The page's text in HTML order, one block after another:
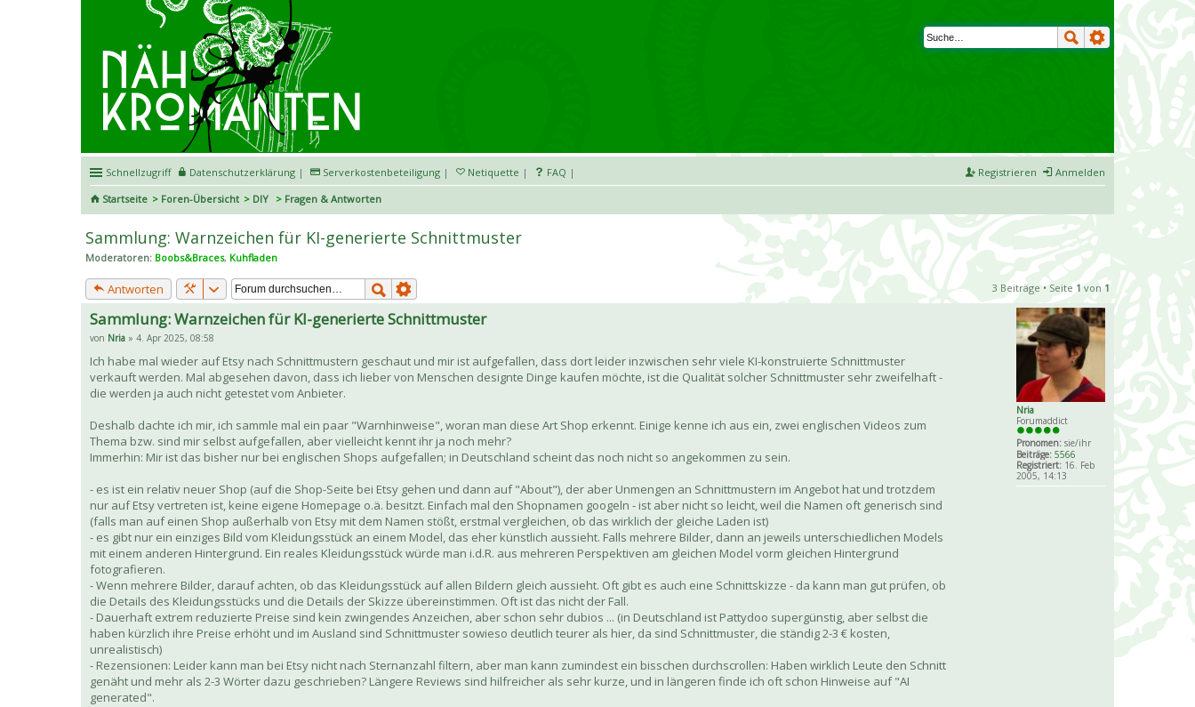
Schnellzugriff Datenschutzerklärung | Serverkostenbeteiligung | Netiquette | FAQ | Anmelden
Registrieren
Startseite
Foren-Übersicht DIY Fragen & Antworten
Sammlung: Warnzeichen für KI-generierte Schnittmuster
Moderatoren: Boobs&Braces, Kuhfladen
Antworten 3 Beiträge • Seite 1 von 1
Nria
Forumaddict
Pronomen: sie/ihr
Beiträge: 5566
Registriert: 16. Feb
2005, 14:13
Sammlung: Warnzeichen für KI-generierte Schnittmuster
von Nria » 4. Apr 2025, 08:58
Ich habe mal wieder auf Etsy nach Schnittmustern geschaut und mir ist aufgefallen, dass dort leider inzwischen sehr viele KI-konstruierte Schnittmuster
verkauft werden. Mal abgesehen davon, dass ich lieber von Menschen designte Dinge kaufen möchte, ist die Qualität solcher Schnittmuster sehr zweifelhaft -
die werden ja auch nicht getestet vom Anbieter.
Deshalb dachte ich mir, ich sammle mal ein paar "Warnhinweise", woran man diese Art Shop erkennt. Einige kenne ich aus ein, zwei englischen Videos zum
Thema bzw. sind mir selbst aufgefallen, aber vielleicht kennt ihr ja noch mehr?
Immerhin: Mir ist das bisher nur bei englischen Shops aufgefallen; in Deutschland scheint das noch nicht so angekommen zu sein.
- es ist ein relativ neuer Shop (auf die Shop-Seite bei Etsy gehen und dann auf "About"), der aber Unmengen an Schnittmustern im Angebot hat und trotzdem
nur auf Etsy vertreten ist, keine eigene Homepage o.ä. besitzt. Einfach mal den Shopnamen googeln - ist aber nicht so leicht, weil die Namen oft generisch sind
(falls man auf einen Shop außerhalb von Etsy mit dem Namen stößt, erstmal vergleichen, ob das wirklich der gleiche Laden ist)
- es gibt nur ein einziges Bild vom Kleidungsstück an einem Model, das eher künstlich aussieht. Falls mehrere Bilder, dann an jeweils unterschiedlichen Models
mit einem anderen Hintergrund. Ein reales Kleidungsstück würde man i.d.R. aus mehreren Perspektiven am gleichen Model vorm gleichen Hintergrund
fotografieren.
- Wenn mehrere Bilder, darauf achten, ob das Kleidungsstück auf allen Bildern gleich aussieht. Oft gibt es auch eine Schnittskizze - da kann man gut prüfen, ob
die Details des Kleidungsstücks und die Details der Skizze übereinstimmen. Oft ist das nicht der Fall.
- Dauerhaft extrem reduzierte Preise sind kein zwingendes Anzeichen, aber schon sehr dubios ... (in Deutschland ist Pattydoo supergünstig, aber selbst die
haben kürzlich ihre Preise erhöht und im Ausland sind Schnittmuster sowieso deutlich teurer als hier, da sind Schnittmuster, die ständig 2-3 € kosten,
unrealistisch)
- Rezensionen: Leider kann man bei Etsy nicht nach Sternanzahl filtern, aber man kann zumindest ein bisschen durchscrollen: Haben wirklich Leute den Schnitt
genäht und mehr als 2-3 Wörter dazu geschrieben? Längere Reviews sind hilfreicher als sehr kurze, und in längeren finde ich oft schon Hinweise auf "AI
generated".